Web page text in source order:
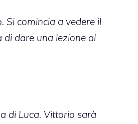
Si comincia a vedere il
di dare una lezione al
di Luca. Vittorio sarà